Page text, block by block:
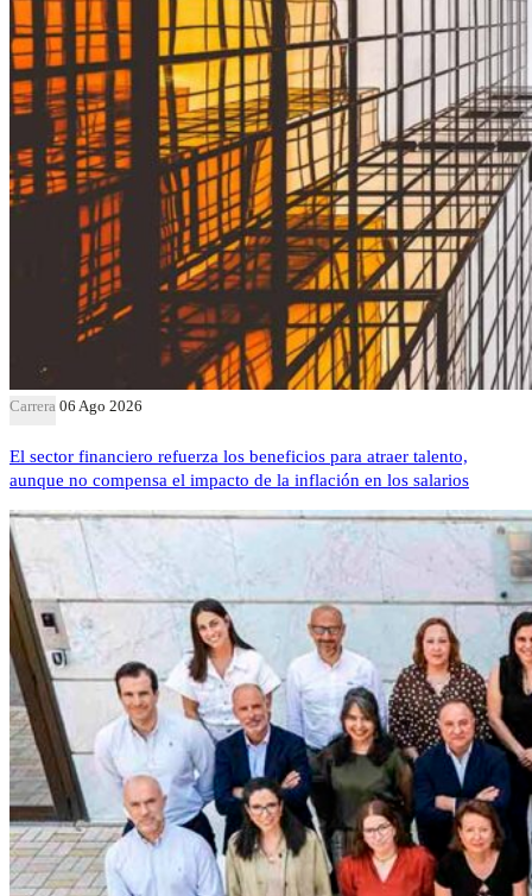
Carrera 06 Ago 2026
El sector financiero refuerza los beneficios para atraer talento,
aunque no compensa el impacto de la inflación en los salarios